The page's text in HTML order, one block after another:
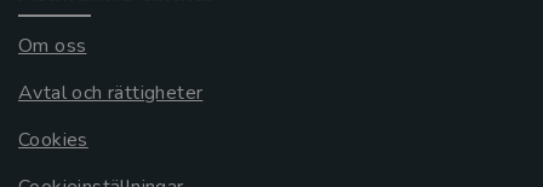
Om oss
Avtal och rättigheter
Cookies